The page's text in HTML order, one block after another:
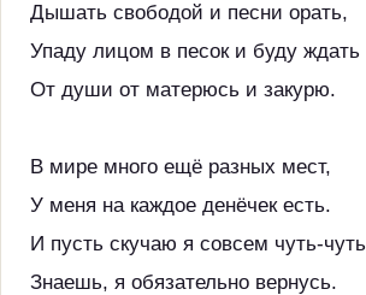
Дышать свободой и песни орать,
Упаду лицом в песок и буду ждать
От души от матерюсь и закурю.
В мире много ещё разных мест,
У меня на каждое денёчек есть.
И пусть скучаю я совсем чуть-
Знаешь, я обязательно вернусь.